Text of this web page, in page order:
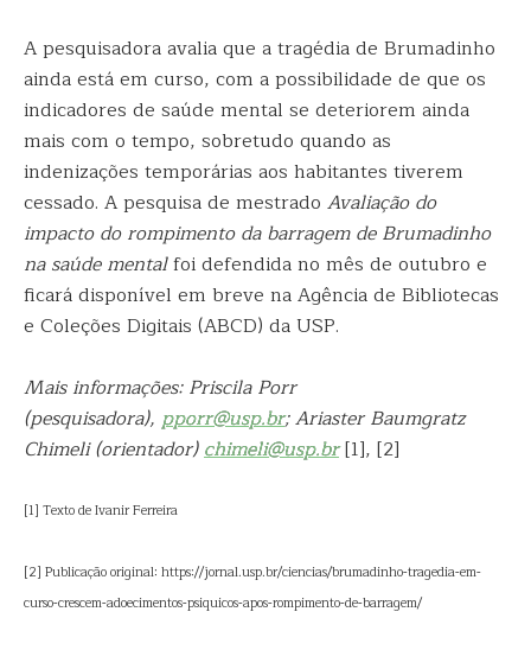
A pesquisadora avalia que a tragédia de Brumadinho
ainda está em curso, com a possibilidade de que os
indicadores de saúde mental se deteriorem ainda
mais com o tempo, sobretudo quando as
indenizações temporárias aos habitantes tiverem
cessado. A pesquisa de mestrado Avaliação do
impacto do rompimento da barragem de Brumadinho
na saúde mentalfoi defendida no mês de outubro e
ficará disponível em breve na Agência de Bibliotecas
e Coleções Digitais (ABCD) da USP.
Mais informações: Priscila Porr
(pesquisadora), pporr@usp.br; Ariaster Baumgratz
Chimeli (orientador)chimeli@usp.br[1], [2]
[1] Texto de Ivanir Ferreira
[2] Publicação original: https://jornal.usp.br/ciencias/brumadinho-tragedia-em-
curso-crescem-adoecimentos-psiquicos-apos-rompimento-de-barragem/